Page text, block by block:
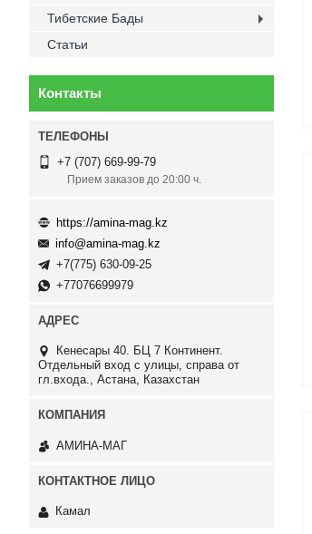
Тибетские Бады
Статьи
Контакты
+7 (707) 669-99-79
Прием заказов до 20:00 ч.
https://amina-mag.kz
info@amina-mag.kz
+7(775) 630-09-25
+77076699979
Кенесары 40. БЦ 7 Континент.
Отдельный вход с улицы, справа от
гл.входа., Астана, Казахстан
АМИНА-МАГ
Камал